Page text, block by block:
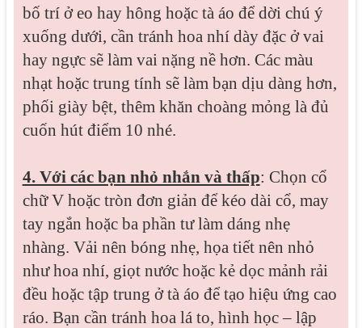
bố trí ở eo hay hông hoặc tà áo để dời chú ý
xuống dưới, cần tránh hoa nhí dày đặc ở vai
hay ngực sẽ làm vai nặng nề hơn. Các màu
nhạt hoặc trung tính sẽ làm bạn dịu dàng hơn,
phối giày bệt, thêm khăn choàng mỏng là đủ
cuốn hút điểm 10 nhé.
4. Với các bạn nhỏ nhắn và thấp: Chọn cổ
chữ V hoặc tròn đơn giản để kéo dài cổ, may
tay ngắn hoặc ba phần tư làm dáng nhẹ
nhàng. Vải nên bóng nhẹ, họa tiết nên nhỏ
như hoa nhí, giọt nước hoặc kẻ dọc mảnh rải
đều hoặc tập trung ở tà áo để tạo hiệu ứng cao
ráo. Bạn cần tránh hoa lá to, hình học – lập